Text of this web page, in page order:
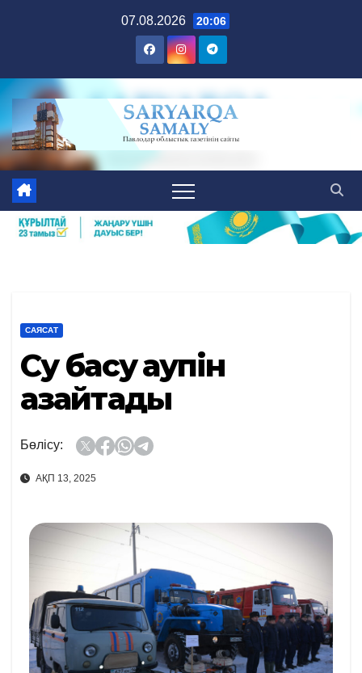
07.08.2026 20:06
САЯСАТ
Су басу қаупін
азайтады
Бөлісу:
АҚП 13, 2025